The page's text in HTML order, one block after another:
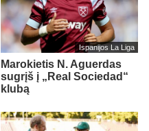
Ispanijos La Liga
Marokietis N. Aguerdas
sugrįš į „Real Sociedad“
klubą